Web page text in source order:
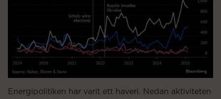
Energipolitiken har varit ett haveri. Nedan aktiviteten